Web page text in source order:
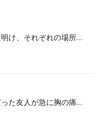
け、それぞれの場所…
た友人が急に胸の痛…